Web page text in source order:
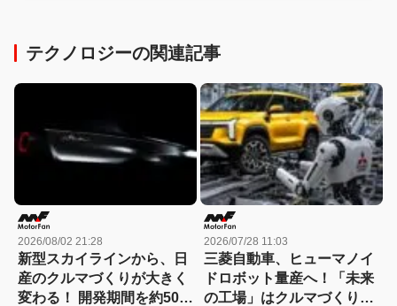
テクノロジーの関連記事
2026/08/02 21:28
新型スカイラインから、日
産のクルマづくりが大きく
変わる！ 開発期間を約50か
2026/07/28 11:03
三菱自動車、ヒューマノイ
ドロボット量産へ！「未来
の工場」はクルマづくりを